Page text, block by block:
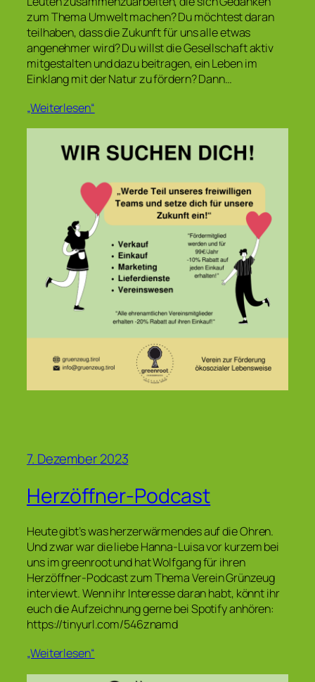
zum Thema Umwelt machen? Du möchtest daran
teilhaben, dass die Zukunft für uns alle etwas
angenehmer wird? Du willst die Gesellschaft aktiv
mitgestalten und dazu beitragen, ein Leben im
Einklang mit der Natur zu fördern? Dann…
„Weiterlesen“
7. Dezember 2023
Herzöffner-Podcast
Heute gibt’s was herzerwärmendes auf die Ohren.
Und zwar war die liebe Hanna-Luisa vor kurzem bei
uns im greenroot und hat Wolfgang für ihren
Herzöffner-Podcast zum Thema Verein Grünzeug
interviewt. Wenn ihr Interesse daran habt, könnt ihr
euch die Aufzeichnung gerne bei Spotify anhören:
https://tinyurl.com/546znamd
„Weiterlesen“